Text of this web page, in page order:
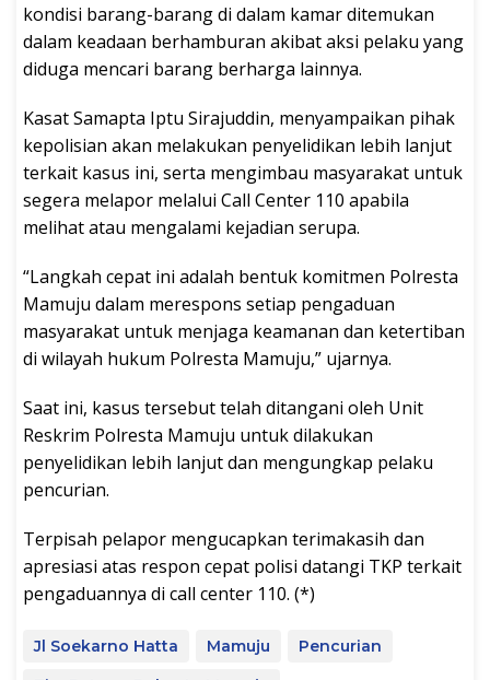
kondisi barang-barang di dalam kamar ditemukan
dalam keadaan berhamburan akibat aksi pelaku yang
diduga mencari barang berharga lainnya.
Kasat Samapta Iptu Sirajuddin, menyampaikan pihak
kepolisian akan melakukan penyelidikan lebih lanjut
terkait kasus ini, serta mengimbau masyarakat untuk
segera melapor melalui Call Center 110 apabila
melihat atau mengalami kejadian serupa.
“Langkah cepat ini adalah bentuk komitmen Polresta
Mamuju dalam merespons setiap pengaduan
masyarakat untuk menjaga keamanan dan ketertiban
di wilayah hukum Polresta Mamuju,” ujarnya.
Saat ini, kasus tersebut telah ditangani oleh Unit
Reskrim Polresta Mamuju untuk dilakukan
penyelidikan lebih lanjut dan mengungkap pelaku
pencurian.
Terpisah pelapor mengucapkan terimakasih dan
apresiasi atas respon cepat polisi datangi TKP terkait
pengaduannya di call center 110. (*)
Jl Soekarno Hatta Mamuju
Pencurian